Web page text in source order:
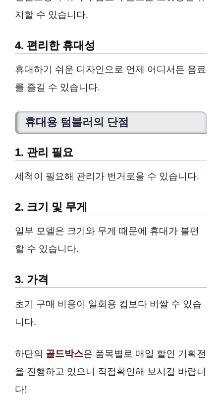
지할 수 있습니다.
4. 편리한 휴대성
휴대하기 쉬운 디자인으로 언제 어디서든 음료
를 즐길 수 있습니다.
휴대용 텀블러의 단점
1. 관리 필요
세척이 필요해 관리가 번거로울 수 있습니다.
2. 크기 및 무게
일부 모델은 크기와 무게 때문에 휴대가 불편
할 수 있습니다.
3. 가격
초기 구매 비용이 일회용 컵보다 비쌀 수 있습
니다.
하단의 골드박스은 품목별로 매일 할인 기획전
을 진행하고 있으니 직접확인해 보시길 바랍니
다!